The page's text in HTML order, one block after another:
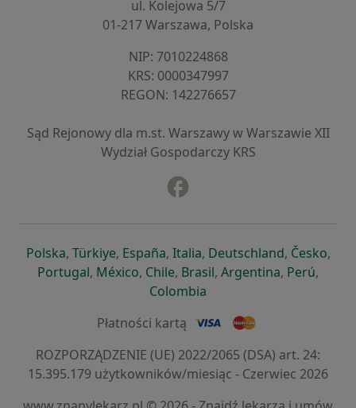
ul. Kolejowa 5/7
01-217 Warszawa, Polska
NIP: ⁠7010224868
KRS: ⁠0000347997
REGON: ⁠142276657
Sąd Rejonowy dla m.st. Warszawy w Warszawie XII
Wydział Gospodarczy KRS
Polskaotwiera się w nowej karcie
, Türkiyeotwiera się w nowej karcie
, Españaotwiera się w nowej karcie
, Italiaotwiera się w nowej
, Deutschlandotwiera się
, Česko,
Portugalotwiera się w nowej karcie
, Méxicootwiera się w nowej karcie
, Chileotwiera się w nowej karcie
, Brasilotwiera się w nowej
, Argentinaotwiera się
, Perú,
Colombia
Płatności kartą
ROZPORZĄDZENIE (UE) 2022/2065 (DSA) art. 24:
15.395.179 użytkowników/miesiąc - Czerwiec 2026